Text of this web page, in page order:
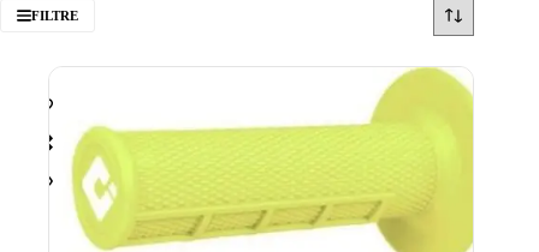
FILTRE